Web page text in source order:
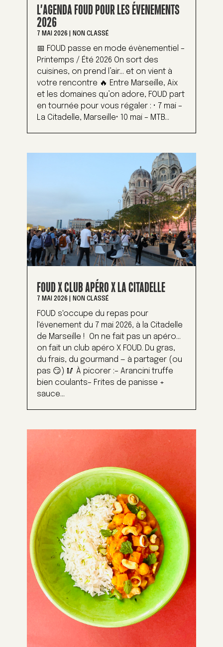
L’AGENDA FOUD POUR LES ÉVENEMENTS
2026
7 MAI 2026 NON CLASSÉ
📅 FOUD passe en mode évènementiel –
Printemps / Été 2026 On sort des
cuisines, on prend l’air… et on vient à
votre rencontre 🔥 Entre Marseille, Aix
et les domaines qu’on adore, FOUD part
en tournée pour vous régaler : • 7 mai –
La Citadelle, Marseille• 10 mai – MTB...
FOUD X CLUB APÉRO X LA CITADELLE
7 MAI 2026 NON CLASSÉ
FOUD s'occupe du repas pour
l'évenement du 7 mai 2026, à la Citadelle
de Marseille ! On ne fait pas un apéro…
on fait un club apéro X FOUD. Du gras,
du frais, du gourmand — à partager (ou
pas 😏) 🥢 À picorer :– Arancini truffe
bien coulants– Frites de panisse +
sauce...